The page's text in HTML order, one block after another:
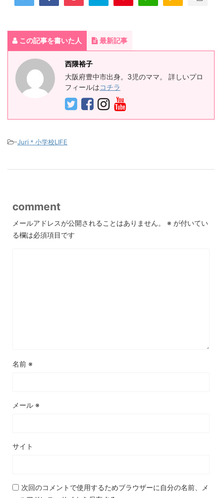
この記事を書いた人 最新記事
西隈裕子
大阪府豊中市出身。3児のママ。 詳しいプロ
フィールはコチラ
-Juri＊小学校LIFE
comment
メールアドレスが公開されることはありません。 ※ が付いてい
る欄は必須項目です
名前 ※
メール ※
サイト
次回のコメントで使用するためブラウザーに自分の名前、メ